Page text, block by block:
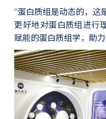
“蛋白质组是动态的，这
更好地对蛋白质组进行
赋能的蛋白质组学，助